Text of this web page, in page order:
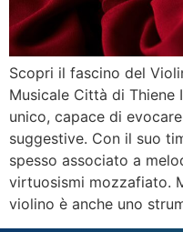
Scopri il fascino del
Musicale Città di Thiene
unico, capace di
suggestive. Con il suo
spesso associato a
virtuosismi mozzafiato.
violino è anche uno